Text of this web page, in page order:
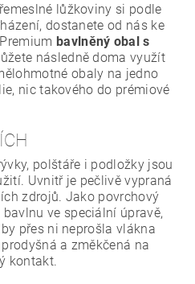
lůžkoviny si podle
dostanete od nás ke
bavlněný obal s
následně doma využít
obaly na jedno
nic takového do prémiové
polštáře i podložky jsou
Uvnitř je pečlivě vypraná
zdrojů. Jako povrchový
ve speciální úpravě,
přes ni neprošla vlákna
a změkčená na
kontakt.